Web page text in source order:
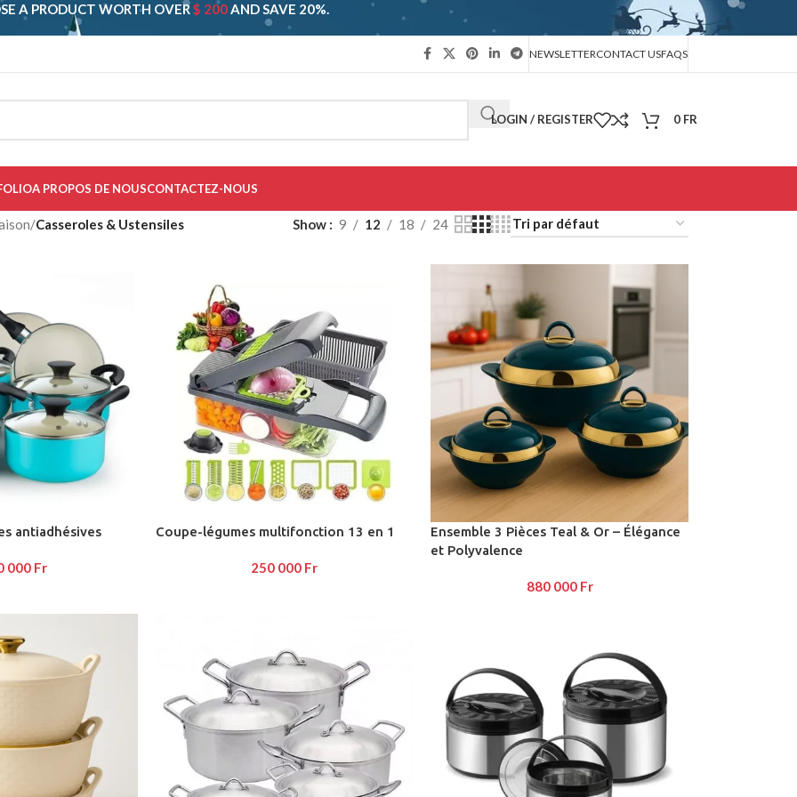
A PRODUCT WORTH OVER$ 200AND SAVE 20%.
NEWSLETTERCONTACT USFAQS
LOGIN / REGISTER 0 FR
A PROPOS DE NOUSCONTACTEZ-NOUS
HOT
menu
Advanced Variable
Products variations colors and
/Casseroles & Ustensiles Show 9 12 18 24
antiadhésives
000 Fr
Coupe-légumes multifonction 13 en 1
250 000 Fr
Ensemble 3 Pièces Teal & Or – Élégance
et Polyvalence
880 000 Fr